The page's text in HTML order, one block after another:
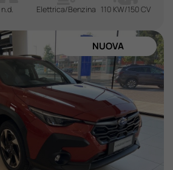
n.d. Elettrica/Benzina 110 KW/150 CV
NUOVA